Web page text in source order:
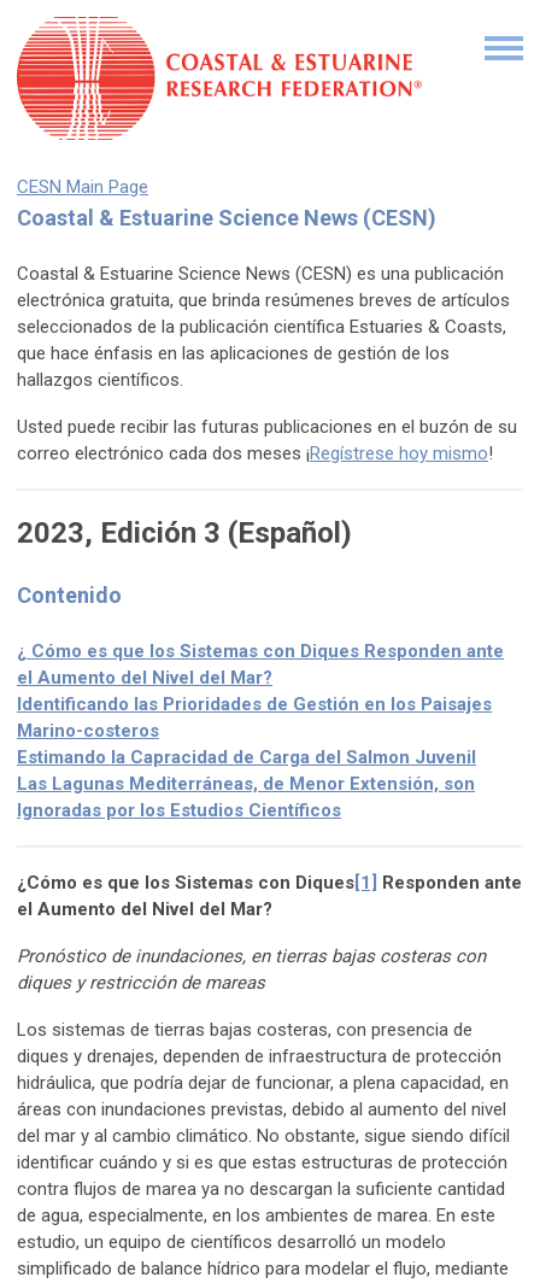
CESN Main Page
Coastal & Estuarine Science News (CESN)
Coastal & Estuarine Science News (CESN) es una publicación
electrónica gratuita, que brinda resúmenes breves de artículos
seleccionados de la publicación científica Estuaries & Coasts,
que hace énfasis en las aplicaciones de gestión de los
hallazgos científicos.
Usted puede recibir las futuras publicaciones en el buzón de su
correo electrónico cada dos meses ¡Regístrese hoy mismo!
2023, Edición 3 (Español)
Contenido
¿ Cómo es que los Sistemas con Diques Responden ante
el Aumento del Nivel del Mar?
Identificando las Prioridades de Gestión en los Paisajes
Marino-costeros
Estimando la Capracidad de Carga del Salmon Juvenil
Las Lagunas Mediterráneas, de Menor Extensión, son
Ignoradas por los Estudios Científicos
¿ Cómo es que los Sistemas con Diques [1]
Responden ante
el Aumento del Nivel del Mar?
Pronóstico de inundaciones, en tierras bajas costeras con
diques y restricción de mareas
Los sistemas de tierras bajas costeras, con presencia de
diques y drenajes, dependen de infraestructura de protección
hidráulica, que podría dejar de funcionar, a plena capacidad, en
áreas con inundaciones previstas, debido al aumento del nivel
del mar y al cambio climático. No obstante, sigue siendo difícil
identificar cuándo y si es que estas estructuras de protección
contra flujos de marea ya no descargan la suficiente cantidad
de agua, especialmente, en los ambientes de marea. En este
estudio, un equipo de científicos desarrolló un modelo
simplificado de balance hídrico para modelar el flujo, mediante